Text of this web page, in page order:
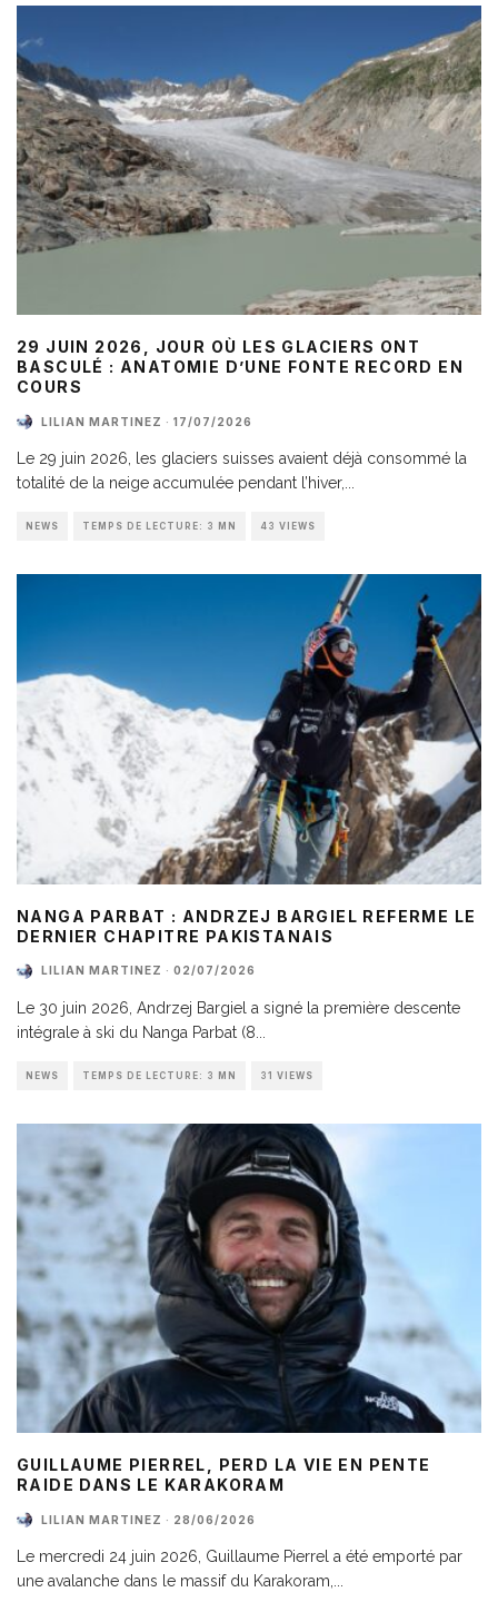
29 JUIN 2026, JOUR OÙ LES GLACIERS ONT
BASCULÉ : ANATOMIE D’UNE FONTE RECORD EN
COURS
LILIAN MARTINEZ · 17/07/2026
Le 29 juin 2026, les glaciers suisses avaient déjà consommé la
totalité de la neige accumulée pendant l’hiver,
NEWS TEMPS DE LECTURE: 3 MN 43 VIEWS
NANGA PARBAT : ANDRZEJ BARGIEL REFERME LE
DERNIER CHAPITRE PAKISTANAIS
LILIAN MARTINEZ · 02/07/2026
Le 30 juin 2026, Andrzej Bargiel a signé la première descente
intégrale à ski du Nanga Parbat (8
NEWS TEMPS DE LECTURE: 3 MN 31 VIEWS
GUILLAUME PIERREL, PERD LA VIE EN PENTE
RAIDE DANS LE KARAKORAM
LILIAN MARTINEZ · 28/06/2026
Le mercredi 24 juin 2026, Guillaume Pierrel a été emporté par
une avalanche dans le massif du Karakoram,...